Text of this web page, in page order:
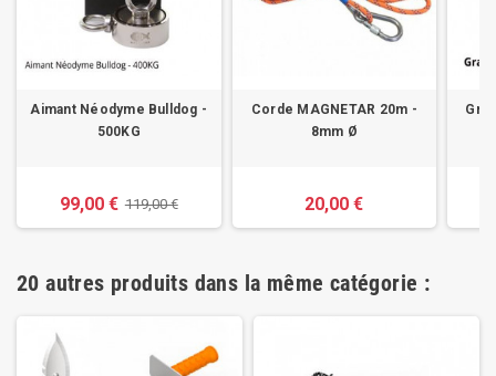
Aimant Néodyme Bulldog -
500KG
99,00 € 119,00 €
Corde MAGNETAR 20m -
8mm Ø
20,00 €
20 autres produits dans la même catégorie :